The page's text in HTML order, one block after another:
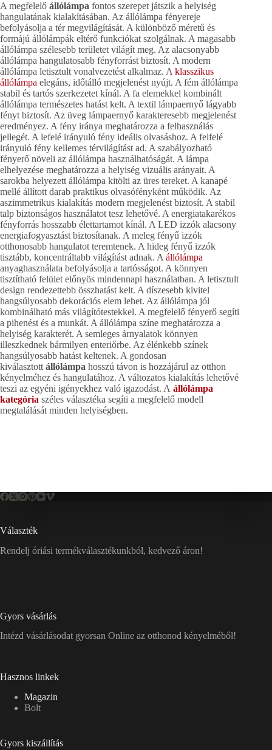
A megfelelő állólámpa fontos szerepet játszik a helyiség
hangulatának kialakításában. Az állólámpa fényereje
befolyásolja a tér megvilágítását. A különböző méretű és
formájú állólámpák eltérő funkciókat szolgálnak. A magasabb
állólámpa szélesebb területet világít meg. Az alacsonyabb
állólámpa hangulatosabb fényforrást biztosít. A modern
állólámpa letisztult vonalvezetést alkalmaz. Aklasszikus
állólámpa elegáns, időtálló megjelenést nyújt. A fém állólámpa
stabil és tartós szerkezetet kínál. A fa elemekkel kombinált
állólámpa természetes hatást kelt. A textil lámpaernyő lágyabb
fényt biztosít. Az üveg lámpaernyő karakteresebb megjelenést
eredményez. A fény iránya meghatározza a felhasználás
jellegét. A lefelé irányuló fény ideális olvasáshoz. A felfelé
irányuló fény kellemes térvilágítást ad. A szabályozható
fényerő növeli az állólámpa használhatóságát. A lámpa
elhelyezése meghatározza a helyiség vizuális arányait. A
sarokba helyezett állólámpa kitölti az üres tereket. A kanapé
mellé állított darab praktikus olvasófényként működik. Az
aszimmetrikus kialakítás modern megjelenést biztosít. A stabil
talp biztonságos használatot tesz lehetővé. A energiatakarékos
fényforrás hosszabb élettartamot kínál. A LED izzók alacsony
energiafogyasztást biztosítanak. A meleg fényű izzók
otthonosabb hangulatot teremtenek. A hideg fényű izzók
tisztább, koncentráltabb világítást adnak. Aállólámpa
anyaghasználata befolyásolja a tartósságot. A könnyen
tisztítható felület előnyös mindennapi használatban. A letisztult
design rendezettebb összhatást kelt. A díszesebb kivitel
hangsúlyosabb dekorációs elem lehet. Az állólámpa jól
kombinálható más világítótestekkel. A megfelelő fényerő segíti
a pihenést és a munkát. A állólámpa színe meghatározza a
helyiség karakterét. A semleges árnyalatok könnyen
illeszkednek bármilyen enteriőrbe. Az élénkebb színek
hangsúlyosabb hatást keltenek. A gondosan
kiválasztottállólámpa hosszú távon is hozzájárul az otthon
kényelméhez és hangulatához. A változatos kialakítás lehetővé
teszi az egyéni igényekhez való igazodást. A állólámpa
kategória széles választéka segíti a megfelelő modell
megtalálását minden helyiségben.
Választék
Rendelj óriási termékválasztékunkból, kedvező áron!
Gyors vásárlás
Intézd vásárlásodat gyorsan Online az otthonod kényelméből!
Hasznos linkek
Magazin
Bolt
Gyors kiszállítás